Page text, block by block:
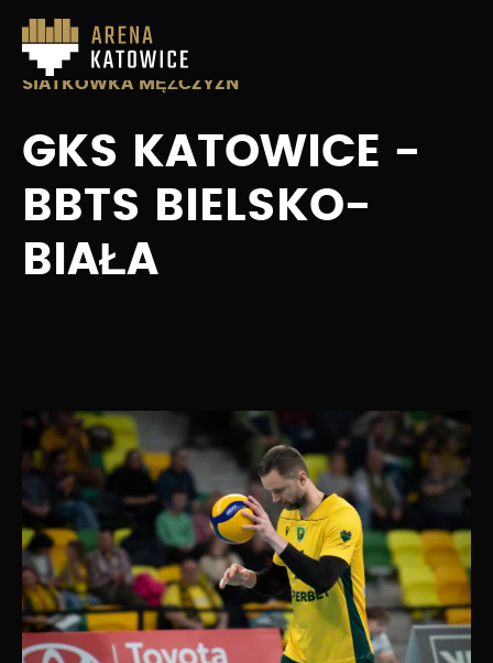
SIATKÓWKA MĘŻCZYZN
GKS KATOWICE -
BBTS BIELSKO-
BIAŁA